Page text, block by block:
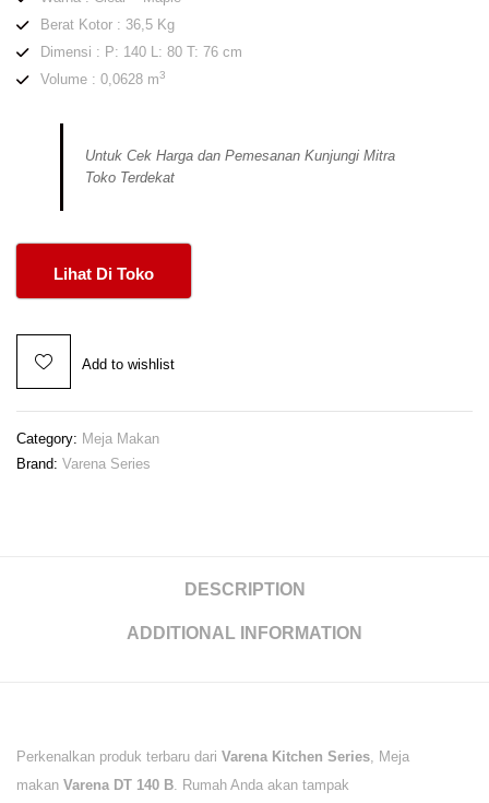
Berat Kotor : 36,5 Kg
Dimensi : P: 140 L: 80 T: 76 cm
Volume : 0,0628 m3
Untuk Cek Harga dan Pemesanan Kunjungi Mitra
Toko Terdekat
Lihat Di Toko
Add to wishlist
Category: Meja Makan
Brand: Varena Series
DESCRIPTION
ADDITIONAL INFORMATION
Perkenalkan produk terbaru dari Varena Kitchen Series, Meja
makan Varena DT 140 B. Rumah Anda akan tampak